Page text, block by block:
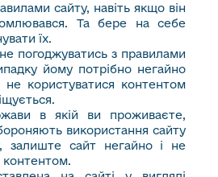
сайту, навіть якщо він
Та бере на себе
їх.
погоджуватись з правилами
йому потрібно негайно
користуватися контентом
в якій ви проживаєте,
використання сайту
залиште сайт негайно і не
контентом.